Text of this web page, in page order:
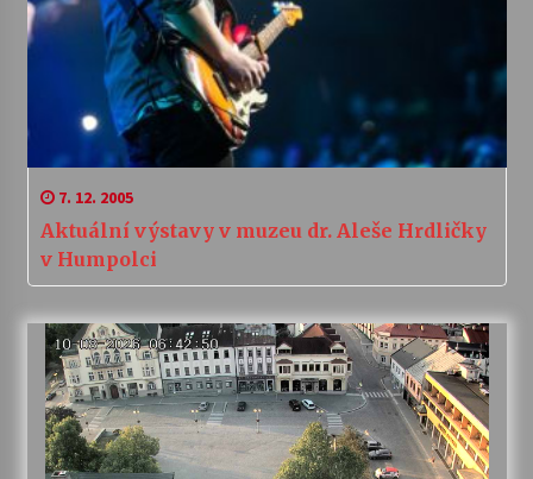
7. 12. 2005
Aktuální výstavy v muzeu dr. Aleše Hrdličky
v Humpolci